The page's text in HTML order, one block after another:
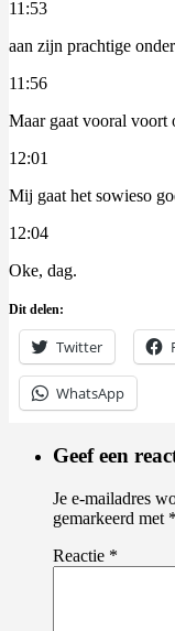
11:53
aan zijn prachtige
11:56
Maar gaat vooral voort
12:01
Mij gaat het sowieso
12:04
Oke, dag.
Dit delen:
Twitter
WhatsApp
Geef een
Je e-mailadres
gemarkeerd met *
Reactie *